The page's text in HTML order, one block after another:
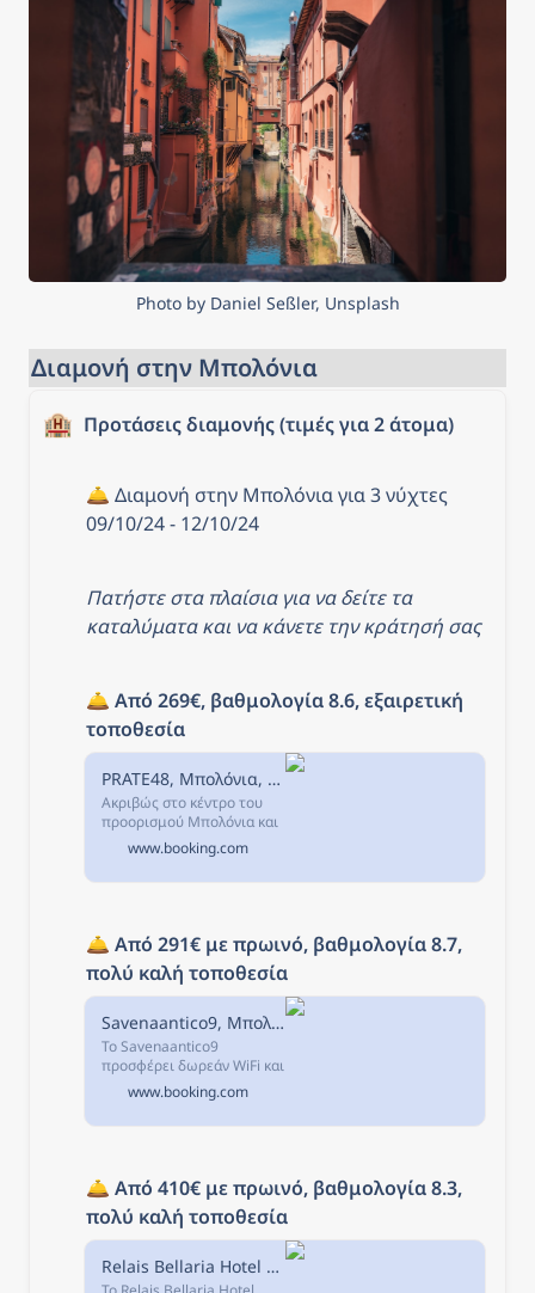
annual fare adjustment,
provided for in the
concession with the
Municipality of Bologna,
comes into effect.
Photo by Daniel Seßler, Unsplash
Διαμονή στην Μπολόνια
🏨 Προτάσεις διαμονής (τιμές για 2 άτομα)
🛎️ Διαμονή στην Μπολόνια για 3 νύχτες
09/10/24 - 12/10/24
Πατήστε στα πλαίσια για να δείτε τα
καταλύματα και να κάνετε την κράτησή σας
🛎️ Από 269€, βαθμολογία 8.6, εξαιρετική
τοποθεσία
PRATE48, Μπολόνια, Ιταλία
Ακριβώς στο κέντρο του
προορισμού Μπολόνια και
σε μικρή απόσταση από τα
σημεία ενδιαφέροντος
Quadrilatero Bologna και
www.booking.com
🛎️ Από 291€ με πρωινό, βαθμολογία 8.7,
πολύ καλή τοποθεσία
Savenaantico9, Μπολόνια, Ιταλία
Το Savenaantico9
προσφέρει δωρεάν WiFi και
κλιματισμό. Είναι στη
Μπολόνια, ενώ απέχει 3,7
χλμ από La Macchina del
www.booking.com
🛎️ Από 410€ με πρωινό, βαθμολογία 8.3,
πολύ καλή τοποθεσία
Relais Bellaria Hotel & Congressi, Μπολόνια, Ιταλία